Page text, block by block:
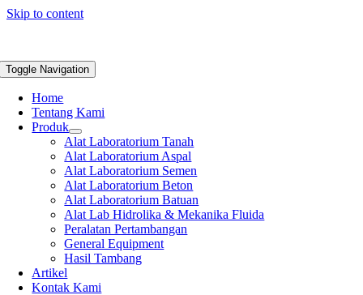
Skip to content
Toggle Navigation
Home
Tentang Kami
Produk
Alat Laboratorium Tanah
Alat Laboratorium Aspal
Alat Laboratorium Semen
Alat Laboratorium Beton
Alat Laboratorium Batuan
Alat Lab Hidrolika & Mekanika Fluida
Peralatan Pertambangan
General Equipment
Hasil Tambang
Artikel
Kontak Kami